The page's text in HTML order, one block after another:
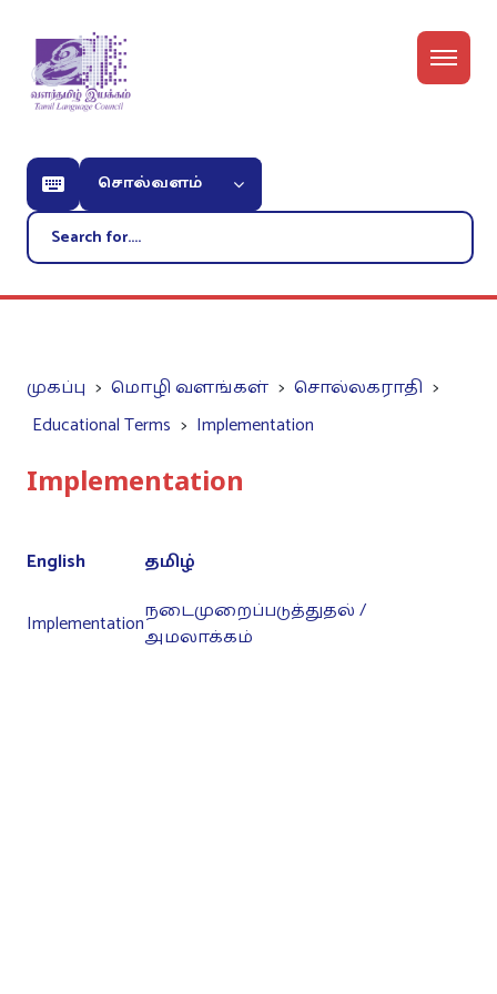
சொல்வளம்
முகப்பு மொழி வளங்கள்
சொல்லகராதி
Educational Terms
Implementation
Implementation
English தமிழ்
Implementationநடைமுறைப்படுத்துதல் /
அமலாக்கம்